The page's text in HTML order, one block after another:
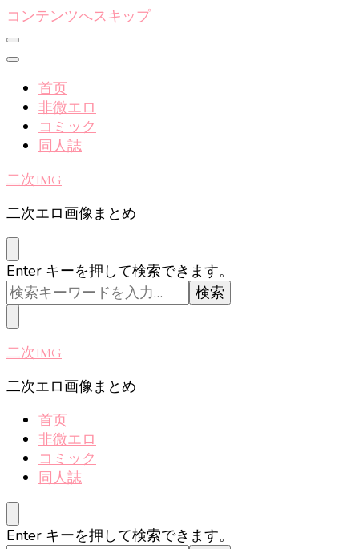
コンテンツへスキップ
首页
非微エロ
コミック
同人誌
二次IMG
二次エロ画像まとめ
な
に
か
お
探
で
Enter キーを押して検索できます。
二次IMG
二次エロ画像まとめ
首页
非微エロ
コミック
同人誌
な
Enter キーを押して検索できます。